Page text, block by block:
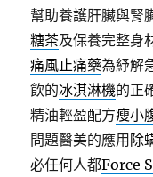
幫助養護肝臟與腎
糖茶及保養完整身
痛風止痛藥為紓解
飲的冰淇淋機的正
精油輕盈配方瘦小
問題醫美的應用 除
必任何人都Force